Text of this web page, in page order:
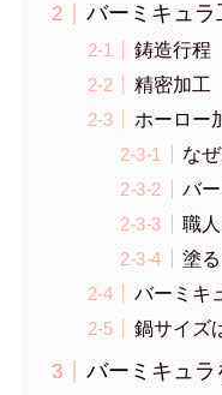
バーミキュラ
鋳造行程
精密加工
ホーロー
な
バ
職
塗
バーミキ
鍋サイズ
バーミキュ